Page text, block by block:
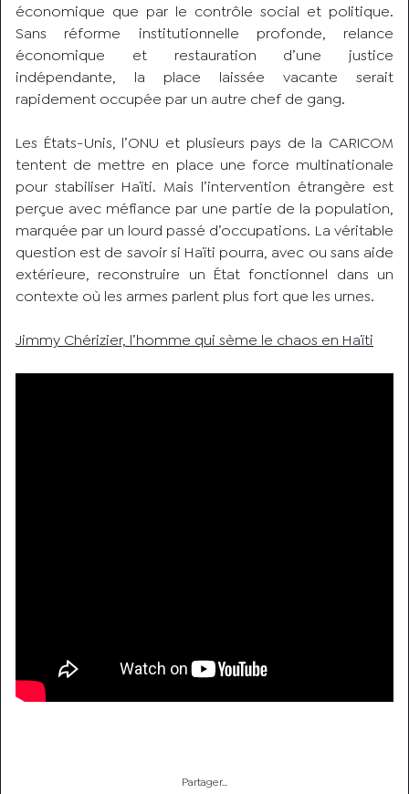
économique que par le contrôle social et politique.
Sans réforme institutionnelle profonde, relance
économique et restauration d’une justice
indépendante, la place laissée vacante serait
rapidement occupée par un autre chef de gang.
Les États-Unis, l’ONU et plusieurs pays de la CARICOM
tentent de mettre en place une force multinationale
pour stabiliser Haïti. Mais l’intervention étrangère est
perçue avec méfiance par une partie de la population,
marquée par un lourd passé d’occupations. La véritable
question est de savoir si Haïti pourra, avec ou sans aide
extérieure, reconstruire un État fonctionnel dans un
contexte où les armes parlent plus fort que les urnes.
Jimmy Chérizier, l’homme qui sème le chaos en Haïti
Partager…